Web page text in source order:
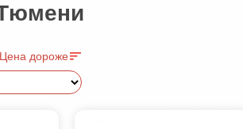
Цена дороже